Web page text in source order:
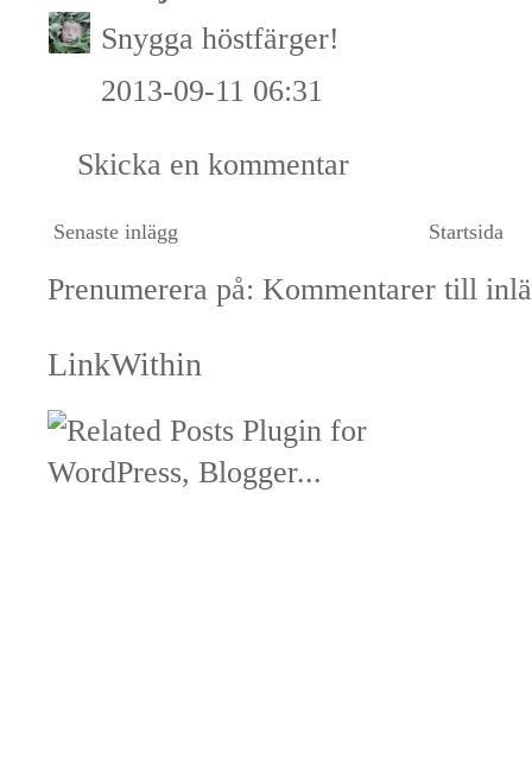
Snygga höstfärger!
2013-09-11 06:31
Skicka en kommentar
Senaste inlägg Startsida
Prenumerera på: Kommentarer till
LinkWithin